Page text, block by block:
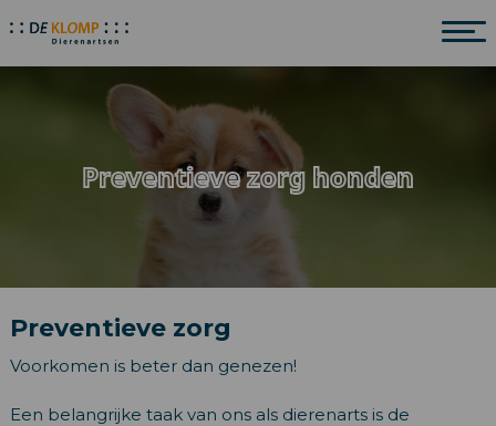
Preventieve zorg honden
Preventieve zorg
Voorkomen is beter dan genezen!
Een belangrijke taak van ons als dierenarts is de